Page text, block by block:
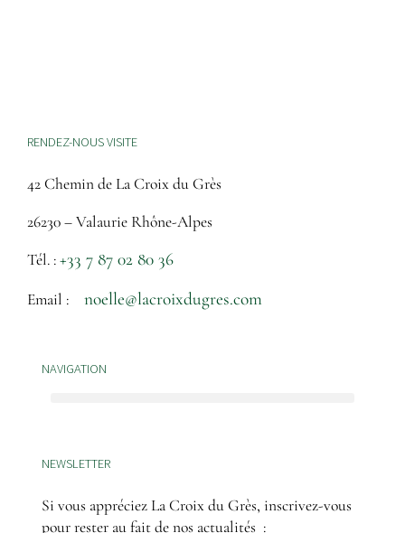
RENDEZ-NOUS VISITE
42 Chemin de La Croix du Grès
26230 – Valaurie Rhône-Alpes
Tél. :+33 7 87 02 80 36
Email : noelle@lacroixdugres.com
NAVIGATION
NEWSLETTER
Si vous appréciez La Croix du Grès, inscrivez-vous
pour rester au fait de nos actualités :